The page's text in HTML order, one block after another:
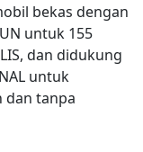
bekas dengan
untuk 155
dan didukung
untuk
dan tanpa